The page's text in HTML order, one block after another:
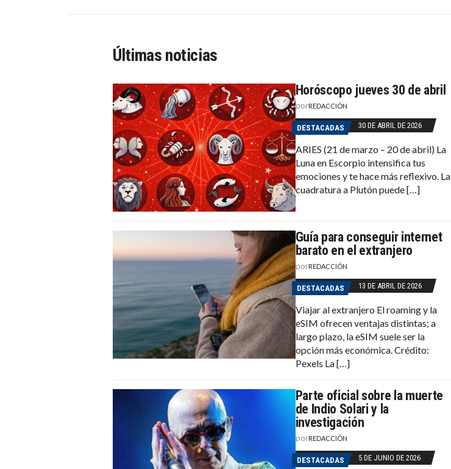
Últimas noticias
Horóscopo jueves 30 de abril
porREDACCIÓN
DESTACADAS 30 DE ABRIL DE 2026
ARIES (21 de marzo – 20 de abril) La
Luna en Escorpio intensifica tus
emociones y te hace más reflexivo. La
cuadratura a Plutón puede […]
Guía para conseguir internet
barato en el extranjero
porREDACCIÓN
DESTACADAS 13 DE ABRIL DE 2026
Viajar al extranjero El roaming y la
eSIM ofrecen ventajas distintas; a
largo plazo, la eSIM suele ser la
opción más económica. Crédito:
Pexels La […]
Parte oficial sobre la muerte
de Indio Solari y la
investigación
porREDACCIÓN
DESTACADAS 5 DE JUNIO DE 2026